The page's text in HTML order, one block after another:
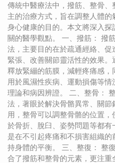
傳統中醫療法中，撥筋、整骨
主的治療方式，旨在調整人體
身心健康的目的。本文將深入
關的醫學觀點。 一、撥筋： 撥
法，主要目的在於疏通經絡、
緊張、改善關節靈活性的效果
釋放緊繃的筋膜，減輕疼痛感
用於風濕性疾病、運動損傷等
理論和病因辨證。 二、整骨：
法，著眼於解決骨骼異常、關
用，整骨可以調整骨骼的位置
於骨折、脫臼、姿勢問題等都
是在不引起疼痛和不損害組織
持身體的平衡。 三、整復： 整
合了撥筋和整骨的元素，更注